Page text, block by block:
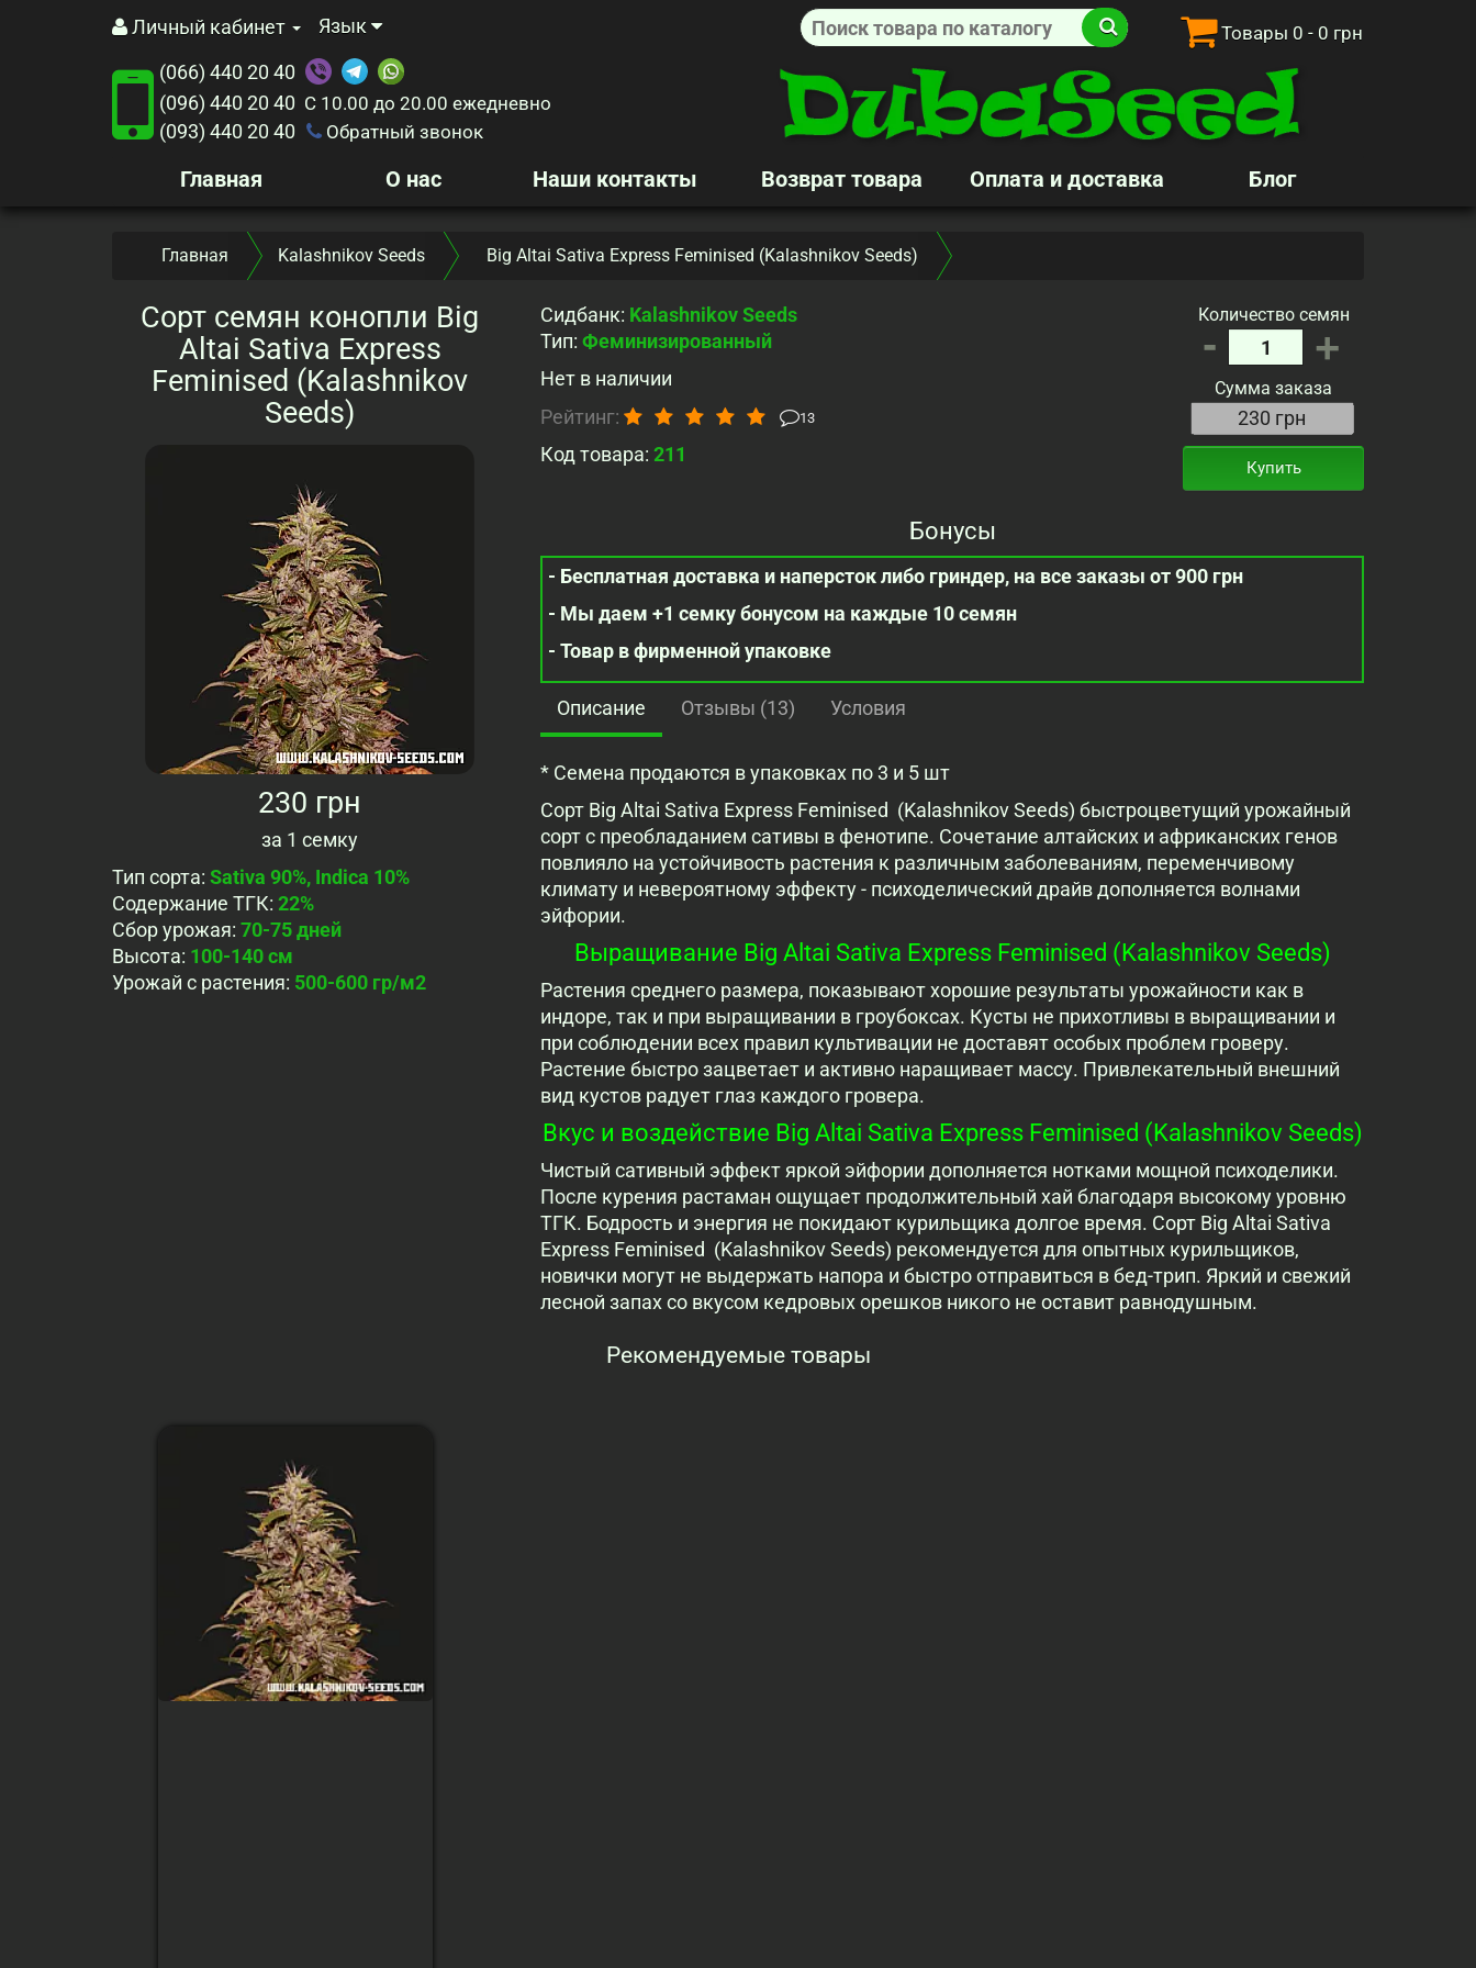
Личный кабинет Язык Товары 0 - 0 грн
(066) 440 20 40
(096) 440 20 40 С 10.00 до 20.00 ежедневно
(093) 440 20 40 Обратный звонок
Главная О нас Наши контакты Возврат товара Оплата и доставка Блог
Главная Kalashnikov Seeds Big Altai Sativa Express Feminised (Kalashnikov Seeds)
Сорт семян конопли Big
Altai Sativa Express
Feminised (Kalashnikov
Seeds)
230 грн
за 1 семку
Тип сорта: Sativa 90%, Indica 10%
Содержание ТГК: 22%
Сбор урожая: 70-75 дней
Высота: 100-140 см
Урожай с растения: 500-600 гр/м2
Сидбанк: Kalashnikov Seeds
Тип: Феминизированный
Нет в наличии
Рейтинг:
13
Код товара: 211
Количество семян
- +
Сумма заказа
Купить
Бонусы
- Бесплатная доставка и наперсток либо гриндер, на все заказы от 900 грн
- Мы даем +1 семку бонусом на каждые 10 семян
- Товар в фирменной упаковке
Описание Отзывы (13) Условия
* Семена продаются в упаковках по 3 и 5 шт
Сорт Big Altai Sativa Express Feminised (Kalashnikov Seeds) быстроцветущий урожайный
сорт с преобладанием сативы в фенотипе. Сочетание алтайских и африканских генов
повлияло на устойчивость растения к различным заболеваниям, переменчивому
климату и невероятному эффекту - психоделический драйв дополняется волнами
эйфории.
Выращивание Big Altai Sativa Express Feminised (Kalashnikov Seeds)
Растения среднего размера, показывают хорошие результаты урожайности как в
индоре, так и при выращивании в гроубоксах. Кусты не прихотливы в выращивании и
при соблюдении всех правил культивации не доставят особых проблем гроверу.
Растение быстро зацветает и активно наращивает массу. Привлекательный внешний
вид кустов радует глаз каждого гровера.
Вкус и воздействие Big Altai Sativa Express Feminised (Kalashnikov Seeds)
Чистый сативный эффект яркой эйфории дополняется нотками мощной психоделики.
После курения растаман ощущает продолжительный хай благодаря высокому уровню
ТГК. Бодрость и энергия не покидают курильщика долгое время. Сорт Big Altai Sativa
Express Feminised (Kalashnikov Seeds) рекомендуется для опытных курильщиков,
новички могут не выдержать напора и быстро отправиться в бед-трип. Яркий и свежий
лесной запах со вкусом кедровых орешков никого не оставит равнодушным.
Рекомендуемые товары